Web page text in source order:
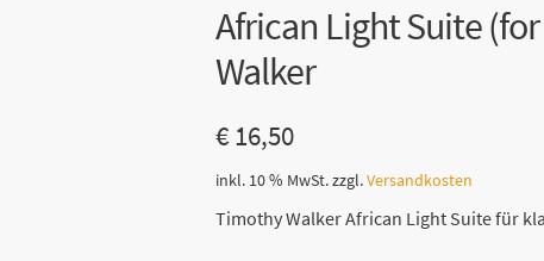
African Light Suite
Walker
€16,50
inkl. 10 % MwSt.zzgl.Versandkosten
Timothy Walker African Light Suite für